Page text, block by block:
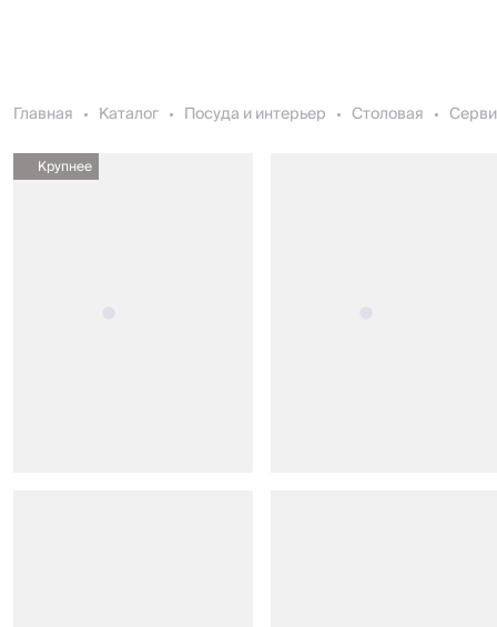
Главная Каталог Посуда и интерьер Столовая
Крупнее